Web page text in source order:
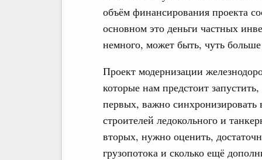
объём финансирования проекта
основном это деньги частных
немного, может быть, чуть
Проект модернизации
которые нам предстоит
первых, важно
строителей ледокольного и
вторых, нужно оценить,
грузопотока и сколько ещё